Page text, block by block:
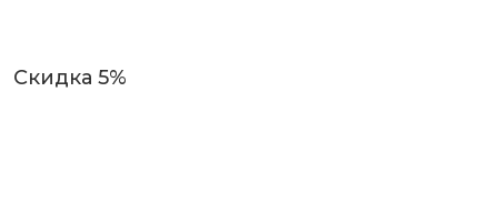
Скидка 5%